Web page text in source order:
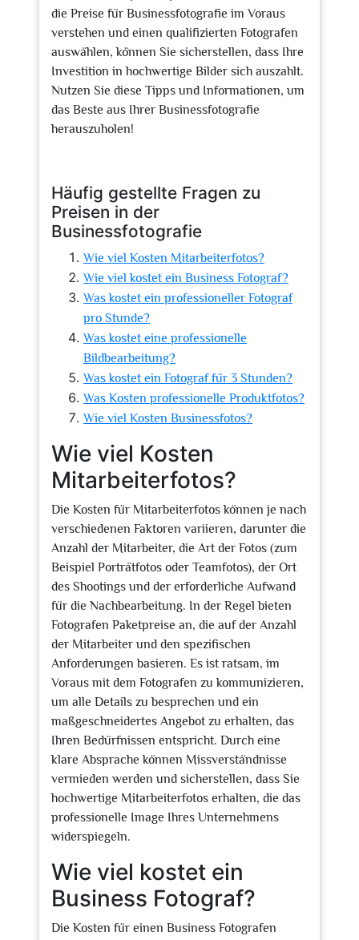
die Preise für Businessfotografie im Voraus
verstehen und einen qualifizierten Fotografen
auswählen, können Sie sicherstellen, dass Ihre
Investition in hochwertige Bilder sich auszahlt.
Nutzen Sie diese Tipps und Informationen, um
das Beste aus Ihrer Businessfotografie
herauszuholen!
Häufig gestellte Fragen zu
Preisen in der
Businessfotografie
Wie viel Kosten Mitarbeiterfotos?
Wie viel kostet ein Business Fotograf?
Was kostet ein professioneller Fotograf
pro Stunde?
Was kostet eine professionelle
Bildbearbeitung?
Was kostet ein Fotograf für 3 Stunden?
Was Kosten professionelle Produktfotos?
Wie viel Kosten Businessfotos?
Wie viel Kosten
Mitarbeiterfotos?
Die Kosten für Mitarbeiterfotos können je nach
verschiedenen Faktoren variieren, darunter die
Anzahl der Mitarbeiter, die Art der Fotos (zum
Beispiel Porträtfotos oder Teamfotos), der Ort
des Shootings und der erforderliche Aufwand
für die Nachbearbeitung. In der Regel bieten
Fotografen Paketpreise an, die auf der Anzahl
der Mitarbeiter und den spezifischen
Anforderungen basieren. Es ist ratsam, im
Voraus mit dem Fotografen zu kommunizieren,
um alle Details zu besprechen und ein
maßgeschneidertes Angebot zu erhalten, das
Ihren Bedürfnissen entspricht. Durch eine
klare Absprache können Missverständnisse
vermieden werden und sicherstellen, dass Sie
hochwertige Mitarbeiterfotos erhalten, die das
professionelle Image Ihres Unternehmens
widerspiegeln.
Wie viel kostet ein
Business Fotograf?
Die Kosten für einen Business Fotografen